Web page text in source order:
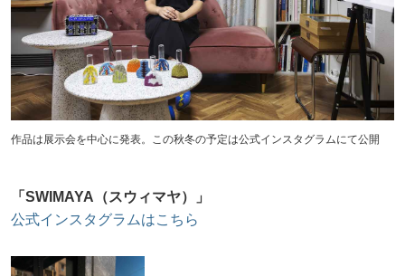
作品は展示会を中心に発表。この秋冬の予定は公式インスタグラムにて公開
「SWIMAYA（スウィマヤ）」
公式インスタグラムはこちら